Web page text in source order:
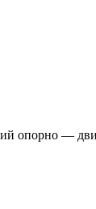
опорно —